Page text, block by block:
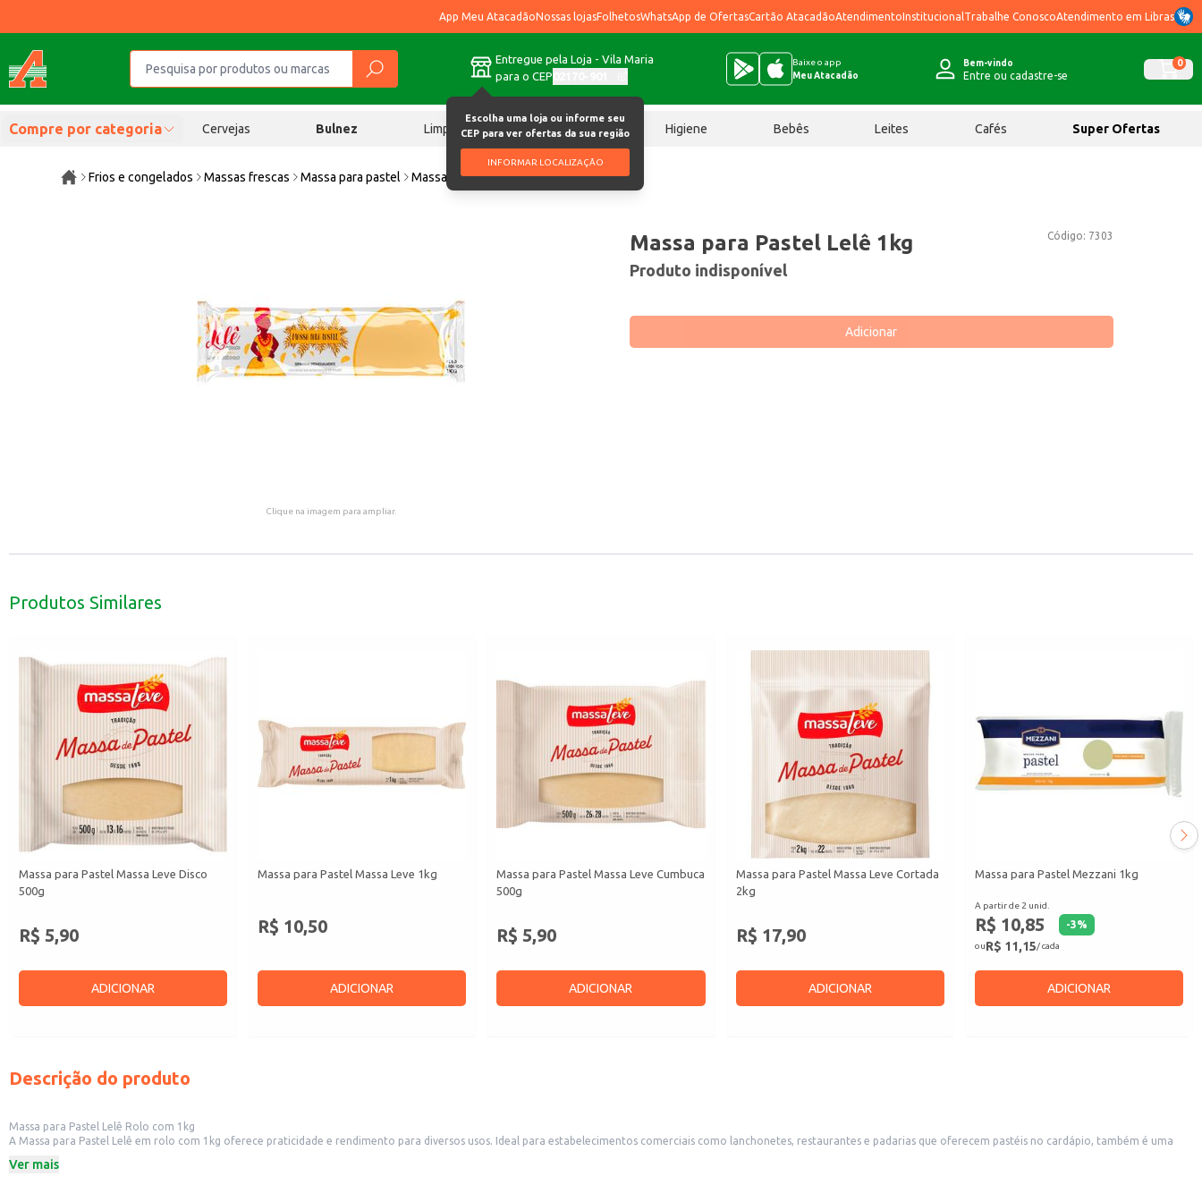
App Meu AtacadãoNossas lojasFolhetosWhatsApp de OfertasCartão AtacadãoAtendimentoInstitucional Trabalhe ConoscoAtendimento em Libras
Entregue pela Loja - Vila Maria
para o CEP
Escolha uma loja ou informe seu
CEP para ver ofertas da sua região
INFORMAR LOCALIZAÇÃO
Baixe o app
Meu Atacadão
Bem-vindo
Entre ou cadastre-se
0
Compre por categoria Cervejas Bulnez Limpeza Chocolates Higiene Bebês Leites Cafés Super Ofertas
Frios e congelados Massas frescas Massa para pastel Massa para Pastel Lelê 1kg
Clique na imagem para ampliar.
Código: 7303
Massa para Pastel Lelê 1kg
Produto indisponível
Adicionar
Produtos Similares
Massa para Pastel Massa Leve Disco
500g
R$ 5,90
ADICIONAR
Massa para Pastel Massa Leve 1kg
R$ 10,50
ADICIONAR
Massa para Pastel Massa Leve Cumbuca
500g
R$ 5,90
ADICIONAR
Massa para Pastel Massa Leve Cortada
2kg
R$ 17,90
ADICIONAR
Massa para Pastel Mezzani 1kg
A partir de 2 unid.
R$ 10,85 -3%
ouR$ 11,15/ cada
ADICIONAR
Descrição do produto
Massa para Pastel Lelê Rolo com 1kg
A Massa para Pastel Lelê em rolo com 1kg oferece praticidade e rendimento para diversos usos. Ideal para estabelecimentos comerciais como lanchonetes, restaurantes e padarias que oferecem pastéis no cardápio, também é uma
Dicas de uso:
Ver mais